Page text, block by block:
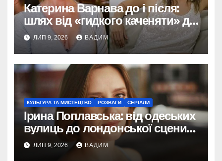
Катерина Варнава до і після:
шлях від «гидкого каченяти» до
ікони стилю та впевненості
ЛИП 9, 2026 ВАДИМ
КУЛЬТУРА ТА МИСТЕЦТВО РОЗВАГИ СЕРІАЛИ
Ірина Поплавська: від одеських
вулиць до лондонської сцени
— шлях української акторки,
яка втілила Настю Глушко
ЛИП 9, 2026 ВАДИМ